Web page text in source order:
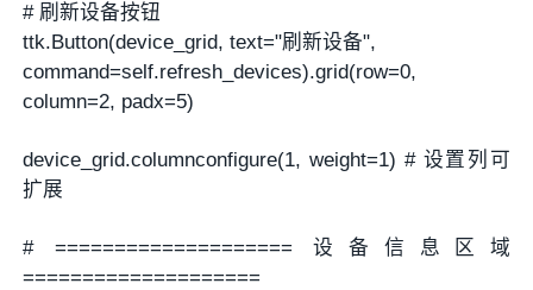
# 刷新设备按钮
ttk.Button(device_grid, text="刷新设备",
command=self.refresh_devices).grid(row=0,
column=2, padx=5)
device_grid.columnconfigure(1, weight=1) # 设置列可
扩展
# ==================== 设备信息区域
====================